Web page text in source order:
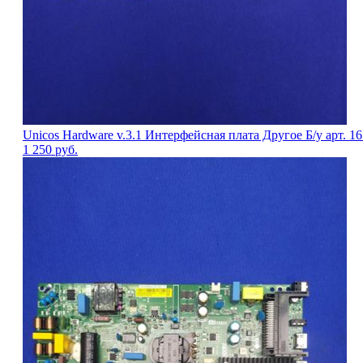
Unicos Hardware v.3.1 Интерфейсная плата Другое Б/у арт.
1 250 руб.